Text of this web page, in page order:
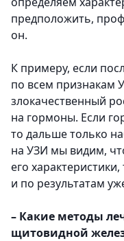
предположить,
он.
К примеру, если
по всем признакам
злокачественный
на гормоны. Если
то дальше только
на УЗИ мы видим,
его
и по результатам
– Какие методы
щитовидной